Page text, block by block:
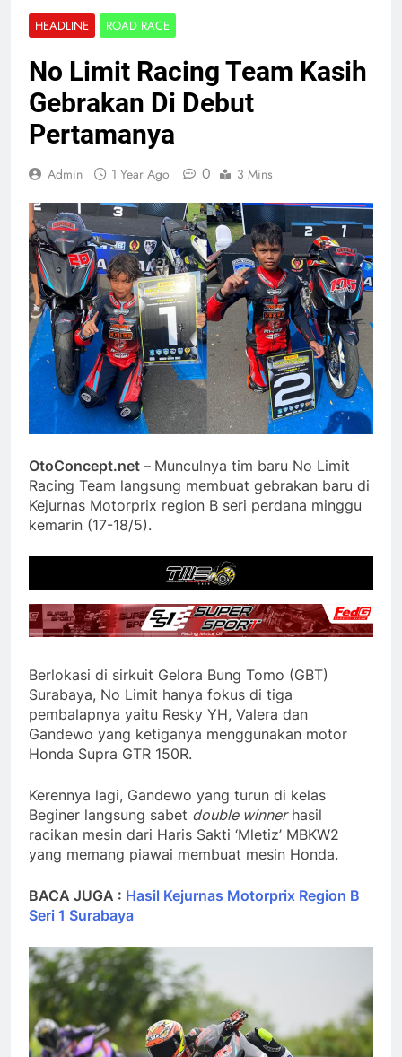
HEADLINE ROAD RACE
No Limit Racing Team Kasih
Gebrakan Di Debut
Pertamanya
Admin 1 Year Ago 0 3 Mins
OtoConcept.net – Munculnya tim baru No Limit
Racing Team langsung membuat gebrakan baru di
Kejurnas Motorprix region B seri perdana minggu
kemarin (17-18/5).
Berlokasi di sirkuit Gelora Bung Tomo (GBT)
Surabaya, No Limit hanya fokus di tiga
pembalapnya yaitu Resky YH, Valera dan
Gandewo yang ketiganya menggunakan motor
Honda Supra GTR 150R.
Kerennya lagi, Gandewo yang turun di kelas
Beginer langsung sabet double winnerhasil
racikan mesin dari Haris Sakti ‘Mletiz’ MBKW2
yang memang piawai membuat mesin Honda.
BACA JUGA : Hasil Kejurnas Motorprix Region B
Seri 1 Surabaya